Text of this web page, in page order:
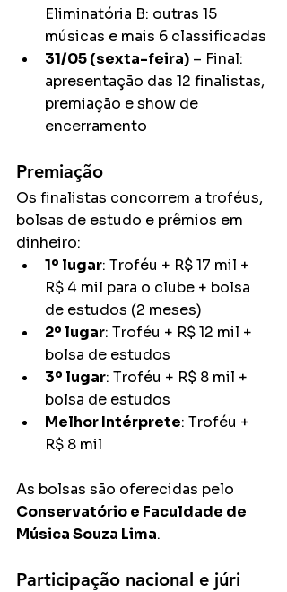
Eliminatória B: outras 15
músicas e mais 6 classificadas
31/05 (sexta-feira) – Final:
apresentação das 12 finalistas,
premiação e show de
encerramento
Premiação
Os finalistas concorrem a troféus,
bolsas de estudo e prêmios em
dinheiro:
1º lugar: Troféu + R$ 17 mil +
R$ 4 mil para o clube + bolsa
de estudos (2 meses)
2º lugar: Troféu + R$ 12 mil +
bolsa de estudos
3º lugar: Troféu + R$ 8 mil +
bolsa de estudos
Melhor Intérprete: Troféu +
R$ 8 mil
As bolsas são oferecidas pelo
Conservatório e Faculdade de
Música Souza Lima.
Participação nacional e júri